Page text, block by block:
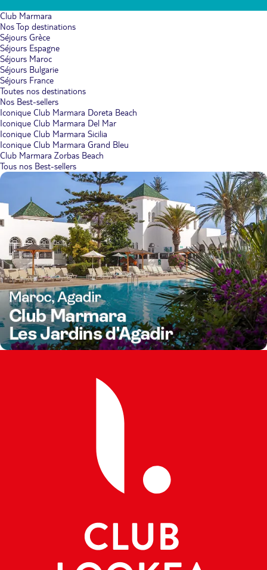
Club Marmara
Nos Top destinations
Séjours Grèce
Séjours Espagne
Séjours Maroc
Séjours Bulgarie
Séjours France
Toutes nos destinations
Nos Best-sellers
Iconique Club Marmara Doreta Beach
Iconique Club Marmara Del Mar
Iconique Club Marmara Sicilia
Iconique Club Marmara Grand Bleu
Club Marmara Zorbas Beach
Tous nos Best-sellers